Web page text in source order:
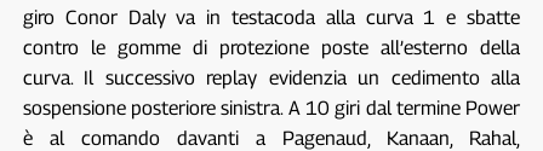
giro Conor Daly va in testacoda alla curva 1 e sbatte
contro le gomme di protezione poste all’esterno della
curva. Il successivo replay evidenzia un cedimento alla
sospensione posteriore sinistra. A 10 giri dal termine Power
è al comando davanti a Pagenaud, Kanaan, Rahal,